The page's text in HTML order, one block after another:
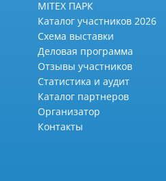
MITEX ПАРК
Каталог участников 2026
Схема выставки
Деловая программа
Отзывы участников
Статистика и аудит
Каталог партнеров
Организатор
Контакты